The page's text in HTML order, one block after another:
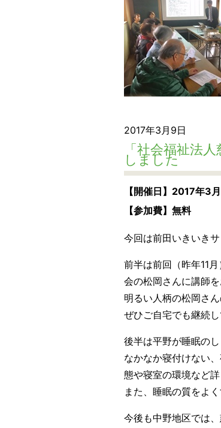
2017年3月9日
「社会福祉法
しました
【開催日】2017年3
【参加費】無料
今回は前田いきいき
前半は前回（昨年11
会の松岡さんに講師
明るい人柄の松岡さ
ぜひご自宅でも継続し
後半は平野が睡眠の
なかなか寝付けない
態や寝室の環境など
また、睡眠の質をよ
今後も中野地区では